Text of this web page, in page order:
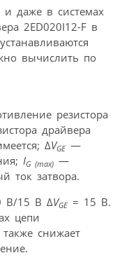
даже в системах
2ED020I12-F в
вычислить по
резистора
драйвера
ΔVGE —
IG (max) —
ток затвора.
В/15 В ΔVGE = 15 В.
цепи
также снижает